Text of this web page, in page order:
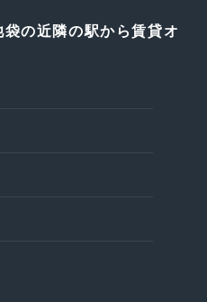
の近隣の駅から賃貸オ